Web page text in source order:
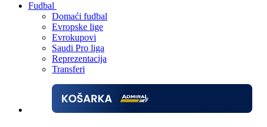
Fudbal
Domaći fudbal
Evropske lige
Evrokupovi
Saudi Pro liga
Reprezentacija
Transferi